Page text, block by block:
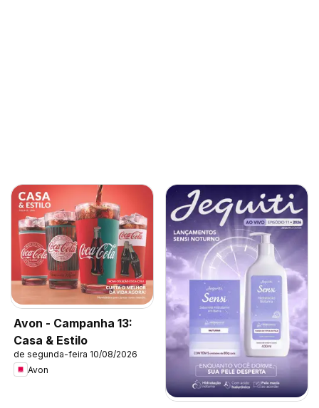
Avon - Campanha 13:
Casa & Estilo
de segunda-feira 10/08/2026
Avon